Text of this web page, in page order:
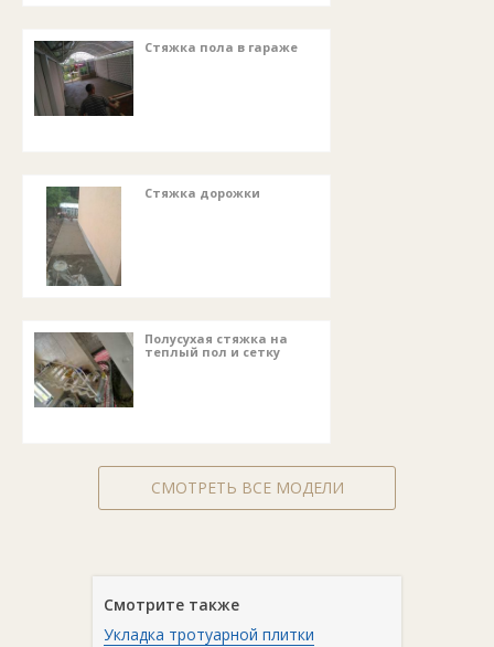
Стяжка пола в гараже
Стяжка дорожки
Полусухая стяжка на
теплый пол и сетку
СМОТРЕТЬ ВСЕ МОДЕЛИ
Смотрите также
Укладка тротуарной плитки